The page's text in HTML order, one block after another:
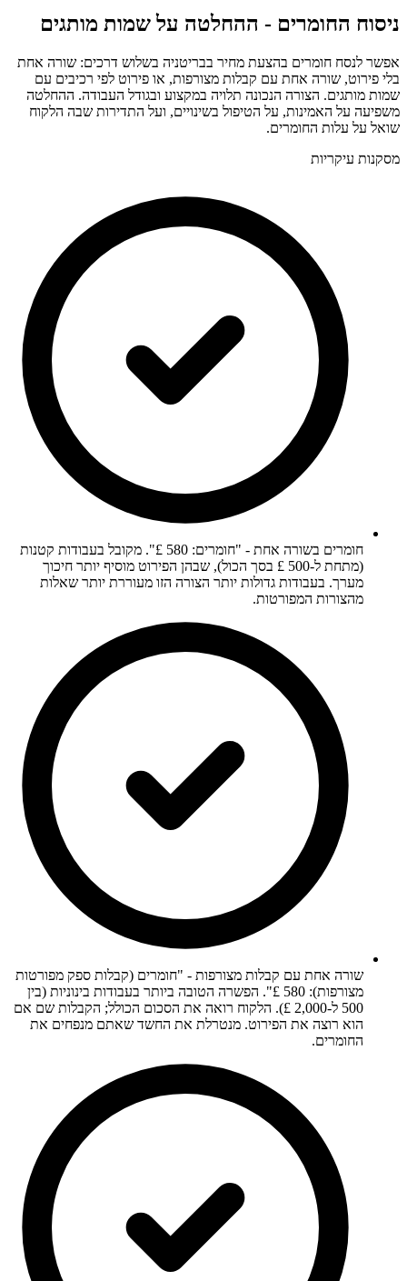
ניסוח החומרים - ההחלטה על שמות מותגים
אפשר לנסח חומרים בהצעת מחיר בבריטניה בשלוש דרכים: שורה אחת
בלי פירוט, שורה אחת עם קבלות מצורפות, או פירוט לפי רכיבים עם
שמות מותגים. הצורה הנכונה תלויה במקצוע ובגודל העבודה. ההחלטה
משפיעה על האמינות, על הטיפול בשינויים, ועל התדירות שבה הלקוח
שואל על עלות החומרים.
מסקנות עיקריות
חומרים בשורה אחת - "חומרים: 580 £". מקובל בעבודות קטנות
(מתחת ל-500 £ בסך הכול), שבהן הפירוט מוסיף יותר חיכוך
מערך. בעבודות גדולות יותר הצורה הזו מעוררת יותר שאלות
מהצורות המפורטות.
שורה אחת עם קבלות מצורפות - "חומרים (קבלות ספק מפורטות
מצורפות): 580 £". הפשרה הטובה ביותר בעבודות בינוניות (בין
500 ל-2,000 £). הלקוח רואה את הסכום הכולל; הקבלות שם אם
הוא רוצה את הפירוט. מנטרלת את החשד שאתם מנפחים את
החומרים.